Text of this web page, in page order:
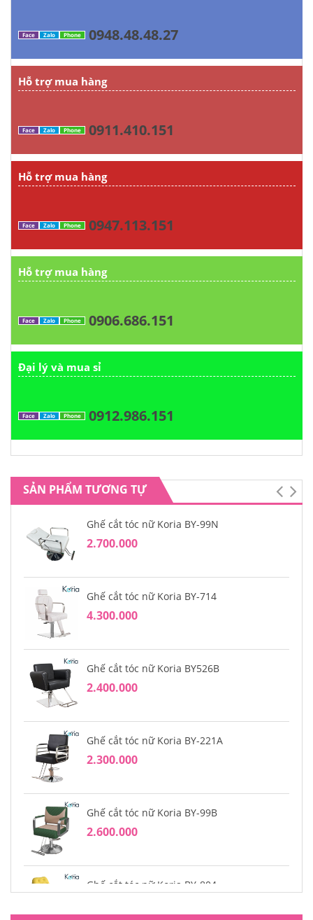
Face Zalo Phone 0948.48.48.27
Hỗ trợ mua hàng
Face Zalo Phone 0911.410.151
Hỗ trợ mua hàng
Face Zalo Phone 0947.113.151
Hỗ trợ mua hàng
Face Zalo Phone 0906.686.151
Đại lý và mua sỉ
Face Zalo Phone 0912.986.151
SẢN PHẨM TƯƠNG TỰ
Ghế cắt tóc nữ Koria BY-99N
2.700.000
Ghế cắt tóc nữ Koria BY-714
4.300.000
Ghế cắt tóc nữ Koria BY526B
2.400.000
Ghế cắt tóc nữ Koria BY-221A
2.300.000
Ghế cắt tóc nữ Koria BY-99B
2.600.000
Ghế cắt tóc nữ Koria BY-804